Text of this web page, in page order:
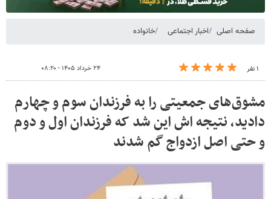
صفحه اصلی اخبار اجتماعی خانواده
۱ نفر ۲۴ خرداد ۱۴۰۵ - ۰۸:۲۰
مشوق‌های جمعیتی را به فرزندان سوم و چهارم
دادید، نتیجه اش این شد که فرزندان اول و دوم
و حتی اصل ازدواج گم شدند